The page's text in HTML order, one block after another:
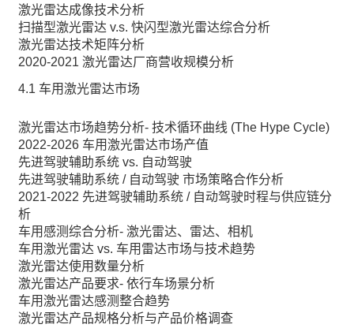
激光雷达成像技术分析
扫描型激光雷达 v.s. 快闪型激光雷达综合分析
激光雷达技术矩阵分析
2020-2021 激光雷达厂商营收规模分析
4.1 车用激光雷达市场
激光雷达市场趋势分析- 技术循环曲线 (The Hype Cycle)
2022-2026 车用激光雷达市场产值
先进驾驶辅助系统 vs. 自动驾驶
先进驾驶辅助系统 / 自动驾驶 市场策略合作分析
2021-2022 先进驾驶辅助系统 / 自动驾驶时程与供应链分
析
车用感测综合分析- 激光雷达、雷达、相机
车用激光雷达 vs. 车用雷达市场与技术趋势
激光雷达使用数量分析
激光雷达产品要求- 依行车场景分析
车用激光雷达感测整合趋势
激光雷达产品规格分析与产品价格调查